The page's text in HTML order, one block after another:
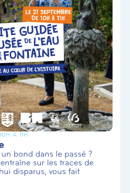
À 11H
bond dans le passé ?
sur les traces de
disparus, vous fait